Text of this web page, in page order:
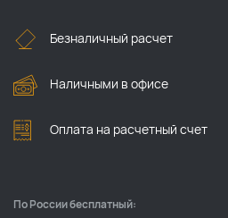
Безналичный расчет
Наличными в офисе
Оплата на расчетный счет
По России бесплатный: